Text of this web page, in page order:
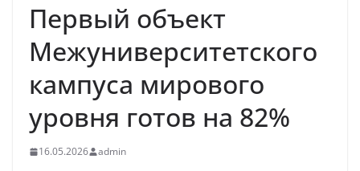
Первый объект
Межуниверситетского
кампуса мирового
уровня готов на 82%
16.05.2026 admin